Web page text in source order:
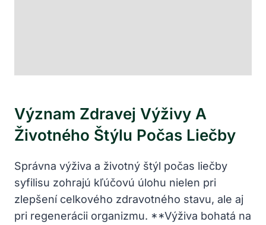
Význam‌ Zdravej Výživy A
Životného​ Štýlu Počas Liečby
Správna výživa a životný štýl počas liečby⁢
syfilisu zohrajú kľúčovú⁣ úlohu nielen pri⁤
zlepšení⁣ celkového​ zdravotného stavu, ale aj
pri regenerácii organizmu. **Výživa bohatá na